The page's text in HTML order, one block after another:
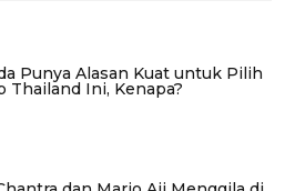
Punya Alasan Kuat untuk Pilih
Thailand Ini, Kenapa?